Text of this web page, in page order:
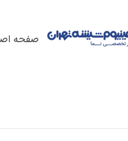
صفحه